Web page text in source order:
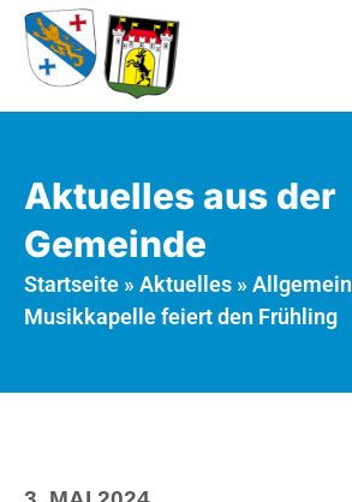
Aktuelles aus der
Gemeinde
Startseite » Aktuelles » Allgemein
Musikkapelle feiert den Frühling